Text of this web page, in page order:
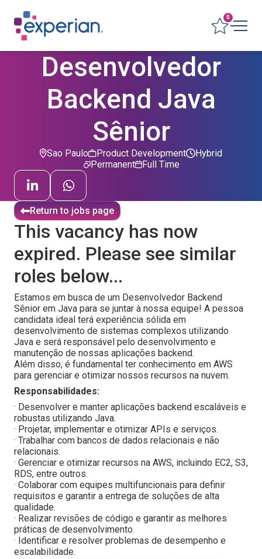
0
Desenvolvedor
Backend Java
Sênior
Sao Paulo
Product Development
Permanent
Hybrid
Full Time
Return to jobs page
This vacancy has now
expired. Please see similar
roles below...
Estamos em busca de um Desenvolvedor Backend
Sênior em Java para se juntar à nossa equipe! A pessoa
candidata ideal terá experiência sólida em
desenvolvimento de sistemas complexos utilizando
Java e será responsável pelo desenvolvimento e
manutenção de nossas aplicações backend.
Além disso, é fundamental ter conhecimento em AWS
para gerenciar e otimizar nossos recursos na nuvem.
Responsabilidades:
· Desenvolver e manter aplicações backend escaláveis e
robustas utilizando Java.
· Projetar, implementar e otimizar APIs e serviços.
· Trabalhar com bancos de dados relacionais e não
relacionais.
· Gerenciar e otimizar recursos na AWS, incluindo EC2, S3,
RDS, entre outros.
· Colaborar com equipes multifuncionais para definir
requisitos e garantir a entrega de soluções de alta
qualidade.
· Realizar revisões de código e garantir as melhores
práticas de desenvolvimento.
· Identificar e resolver problemas de desempenho e
escalabilidade.